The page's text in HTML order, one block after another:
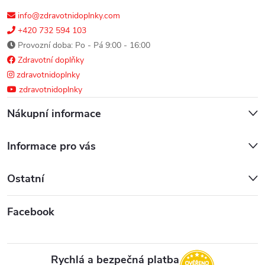
info@zdravotnidoplnky.com
+420 732 594 103
Provozní doba: Po - Pá 9:00 - 16:00
Zdravotní doplňky
zdravotnidoplnky
zdravotnidoplnky
Nákupní informace
Informace pro vás
Ostatní
Facebook
Rychlá a bezpečná platba